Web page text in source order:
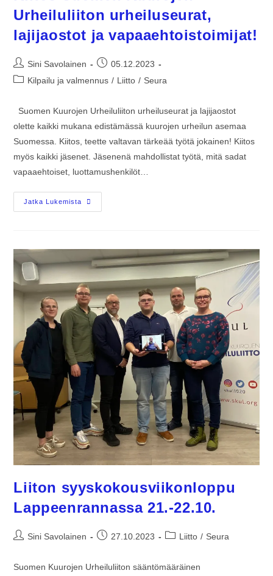
Urheiluliiton urheiluseurat,
lajijaostot ja vapaaehtoistoimijat!
Sini Savolainen
05.12.2023
Kilpailu ja valmennus / Liitto / Seura
Suomen Kuurojen Urheiluliiton urheiluseurat ja lajijaostot
olette kaikki mukana edistämässä kuurojen urheilun asemaa
Suomessa. Kiitos, teette valtavan tärkeää työtä jokainen! Kiitos
myös kaikki jäsenet. Jäsenenä mahdollistat työtä, mitä sadat
vapaaehtoiset, luottamushenkilöt…
Jatka Lukemista
Liiton syyskokousviikonloppu
Lappeenrannassa 21.-22.10.
Sini Savolainen 27.10.2023 Liitto / Seura
Suomen Kuurojen Urheiluliiton sääntömääräinen